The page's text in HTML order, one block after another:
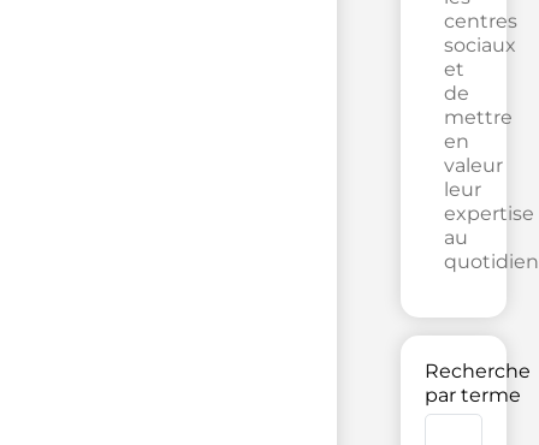
centres
sociaux
et
de
mettre
en
valeur
leur
expertise
au
Recherche
par terme